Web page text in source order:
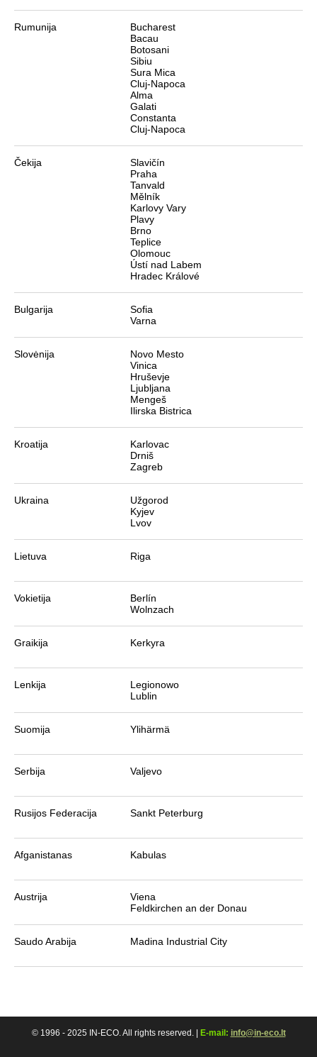
Rumunija
Bucharest
Bacau
Botosani
Sibiu
Sura Mica
Cluj-Napoca
Alma
Galati
Constanta
Cluj-Napoca
Čekija
Slavičín
Praha
Tanvald
Mělník
Karlovy Vary
Plavy
Brno
Teplice
Olomouc
Ústí nad Labem
Hradec Králové
Bulgarija
Sofia
Varna
Slovėnija
Novo Mesto
Vinica
Hruševje
Ljubljana
Mengeš
Ilirska Bistrica
Kroatija
Karlovac
Drniš
Zagreb
Ukraina
Užgorod
Kyjev
Lvov
Lietuva Riga
Vokietija
Berlín
Wolnzach
Graikija Kerkyra
Lenkija
Legionowo
Lublin
Suomija Ylihärmä
Serbija Valjevo
Rusijos Federacija Sankt Peterburg
Afganistanas Kabulas
Austrija
Viena
Feldkirchen an der Donau
Saudo Arabija Madina Industrial City
© 1996 - 2025 IN-ECO. All rights reserved. | E-mail: info@in-eco.lt